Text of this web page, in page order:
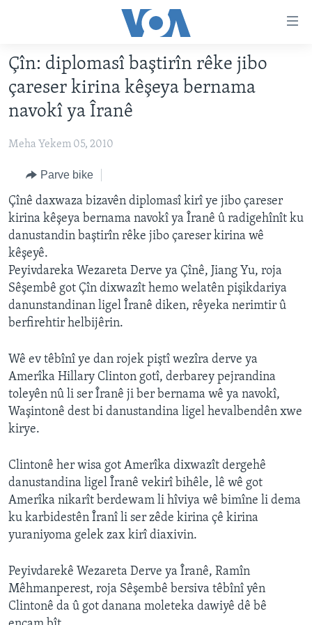
Yekser
here
naveroka
serekî
here
serekî
Yekser
here
Lêgerînê
DESTPÊK
NÛÇE
VÎDYO GALERÎ
FOTO GALERÎ
RADYO
HEVPEYVÎN
HERÊMÊN KURDAN
AMERÎKA
TIRKÎYE
SÛRÎYE
ÎRAQ
ÎRAN
ROJHILATA NAVÎN
CÎHAN
ÇAND Û HUNER
SERNIVÎS
SORANÎ
Learning English
Zimanên Din
Çîn: diplomasî baştirîn rêke jibo
çareser kirina kêşeya bernama
navokî ya Îranê
Meha Yekem 05, 2010
Parve bike
Çînê daxwaza bizavên diplomasî kirî ye jibo çareser
kirina kêşeya bernama navokî ya Îranê û radigehînît ku
danustandin baştirîn rêke jibo çareser kirina wê
kêşeyê.
Peyivdareka Wezareta Derve ya Çînê, Jiang Yu, roja
Sêşembê got Çîn dixwazît hemo welatên pişikdariya
danunstandinan ligel Îranê diken, rêyeka nerimtir û
berfirehtir helbijêrin.
Wê ev têbînî ye dan rojek piştî wezîra derve ya
Amerîka Hillary Clinton gotî, derbarey pejrandina
toleyên nû li ser Îranê ji ber bernama wê ya navokî,
Waşintonê dest bi danustandina ligel hevalbendên xwe
kirye.
Clintonê her wisa got Amerîka dixwazît dergehê
danustandina ligel Îranê vekirî bihêle, lê wê got
Amerîka nikarît berdewam li hîviya wê bimîne li dema
ku karbidestên Îranî li ser zêde kirina çê kirina
yuraniyoma gelek zax kirî diaxivin.
Peyivdarekê Wezareta Derve ya Îranê, Ramîn
Mêhmanperest, roja Sêşembê bersiva têbînî yên
Clintonê da û got danana moleteka dawiyê dê bê